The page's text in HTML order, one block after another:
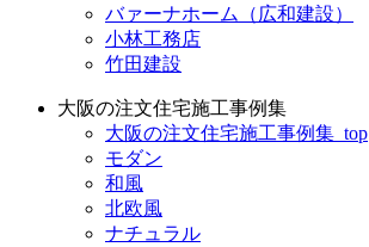
バァーナホーム（広和建設）
小林工務店
竹田建設
大阪の注文住宅施工事例集
大阪の注文住宅施工事例集_top
モダン
和風
北欧風
ナチュラル